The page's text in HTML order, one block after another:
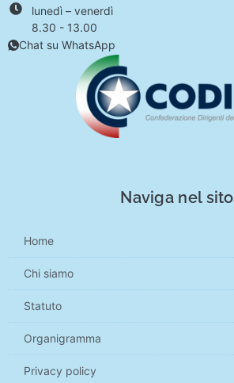
lunedì – venerdì
8.30 - 13.00
Chat su WhatsApp
Naviga nel sito
Home
Chi siamo
Statuto
Organigramma
Privacy policy